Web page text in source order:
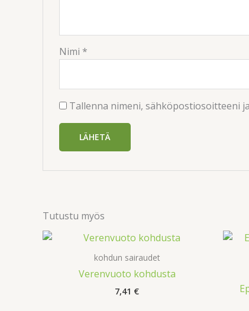
Nimi *
Tallenna nimeni, sähköpostiosoitteeni
Tutustu myös
kohdun sairaudet
Verenvuoto kohdusta
7,41 €